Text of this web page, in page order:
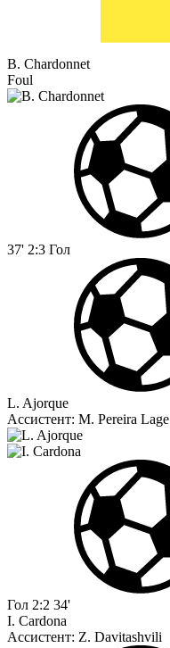
B. Chardonnet
Foul
37' 2:3 Гол
L. Ajorque
Ассистент: M. Pereira Lage
Гол 2:2 34'
I. Cardona
Ассистент: Z. Davitashvili